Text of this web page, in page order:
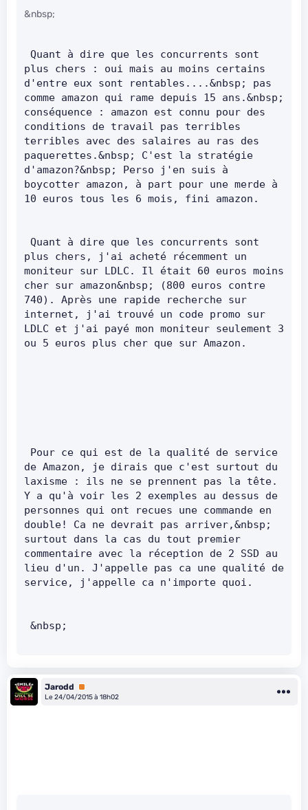
&nbsp;
plus chers : oui mais au moins certains
d'entre eux sont rentables....&nbsp; pas
comme amazon qui rame depuis 15 ans.&nbsp;
conséquence : amazon est connu pour des
conditions de travail pas terribles
terribles avec des salaires au ras des
paquerettes.&nbsp; C'est la stratégie
d'amazon?&nbsp; Perso j'en suis à
boycotter amazon, à part pour une merde à
plus chers, j'ai acheté récemment un
moniteur sur LDLC. Il était 60 euros moins
cher sur amazon&nbsp; (800 euros contre
740). Après une rapide recherche sur
internet, j'ai trouvé un code promo sur
LDLC et j'ai payé mon moniteur seulement 3
de Amazon, je dirais que c'est surtout du
laxisme : ils ne se prennent pas la tête.
Y a qu'à voir les 2 exemples au dessus de
personnes qui ont recues une commande en
double! Ca ne devrait pas arriver,&nbsp;
surtout dans la cas du tout premier
commentaire avec la réception de 2 SSD au
lieu d'un. J'appelle pas ca une qualité de
&nbsp;
Jarodd
Premium
Le 24/04/2015 à 18h02